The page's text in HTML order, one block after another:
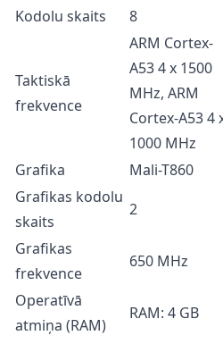
Kodolu skaits
8
Taktiskā
frekvence
ARM Cortex-
A53 4 x 1500
MHz, ARM
Cortex-A53 4
1000 MHz
Grafika Mali-T860
Grafikas kodolu
skaits
2
Grafikas
frekvence
650 MHz
Operatīvā
atmiņa (RAM)
RAM: 4 GB